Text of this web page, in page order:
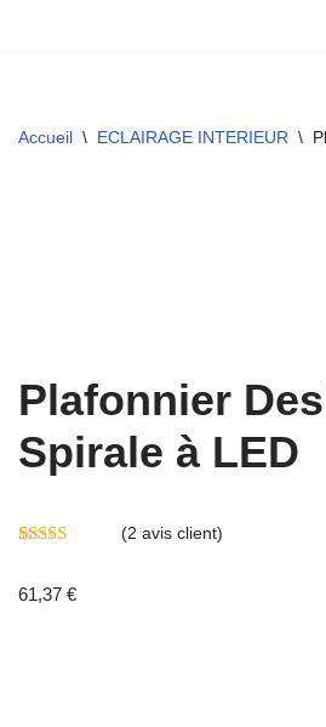
Accueil \ ECLAIRAGE INTERIEUR \
Plafonnier
Spirale à LED
5 basé
(2 avis client)
61,37 €